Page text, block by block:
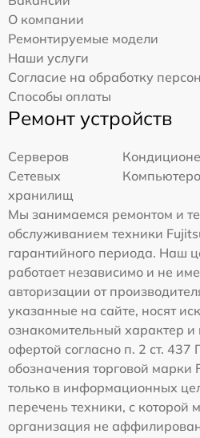
О компании
Ремонтируемые модели
Наши услуги
Согласие на обработку
Способы оплаты
Ремонт устройств
Серверов
Сетевых
хранилищ
Мы занимаемся ремонтом и
обслуживанием техники
гарантийного периода. Наш
работает независимо и не
авторизации от
указанные на сайте, носят
ознакомительный характер
офертой согласно п. 2 ст.
обозначения торговой марки
только в информационных
перечень техники, с
организация не